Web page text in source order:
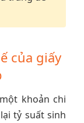
của giấy
khoản chi
tỷ suất sinh